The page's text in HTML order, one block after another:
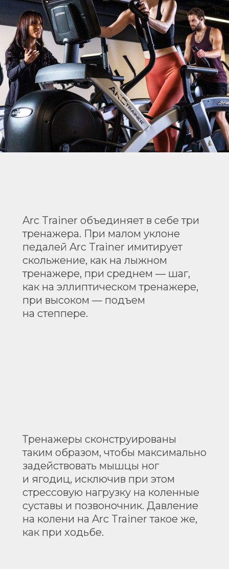
Arc Trainer объединяет в себе три
тренажера. При малом уклоне
педалей Arc Trainer имитирует
скольжение, как на лыжном
тренажере, при среднем — шаг,
как на эллиптическом тренажере,
при высоком — подъем
на степпере.
Тренажеры сконструированы
таким образом, чтобы максимально
задействовать мышцы ног
и ягодиц, исключив при этом
стрессовую нагрузку на коленные
суставы и позвоночник. Давление
на колени на Arc Trainer такое же,
как при ходьбе.